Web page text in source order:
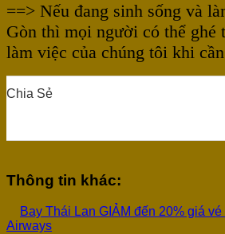
==> Nếu đang sinh sống và
Gòn thì mọi người có thể ghé
làm việc của chúng tôi khi
Chia Sẻ
Thông tin khác:
Bay Thái Lan GIẢM đến 20% giá
Airways